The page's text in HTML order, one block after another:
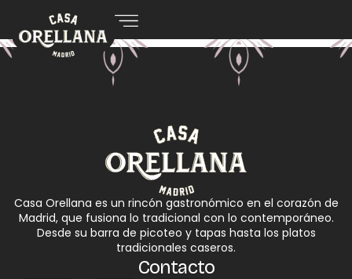
Casa Orellana es un rincón gastronómico en el corazón de
Madrid, que fusiona lo tradicional con lo contemporáneo.
Desde su barra de picoteo y tapas hasta los platos
tradicionales caseros.
Contacto